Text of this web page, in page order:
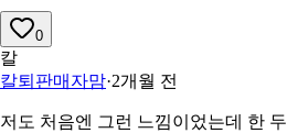
0
칼
칼퇴판매자맘·2개월 전
저도 처음엔 그런 느낌이었는데 한